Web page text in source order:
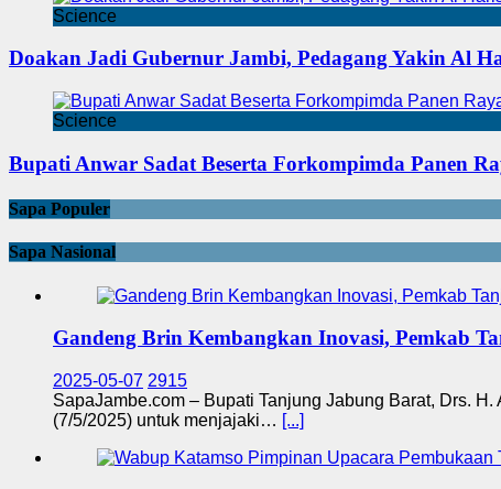
Science
Doakan Jadi Gubernur Jambi, Pedagang Yakin Al
Science
Bupati Anwar Sadat Beserta Forkompimda Panen
Sapa Populer
Sapa Nasional
Gandeng Brin Kembangkan Inovasi, Pemkab
2025-05-07 2915
SapaJambe.com – Bupati Tanjung Jabung Barat, Drs.
(7/5/2025) untuk menjajaki… [...]